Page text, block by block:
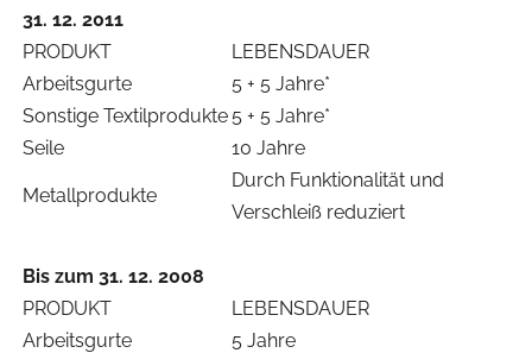
31. 12. 2011
PRODUKT
LEBENSDAUER
Arbeitsgurte
5 + 5 Jahre*
Sonstige Textilprodukte 5 + 5 Jahre*
Seile
10 Jahre
Metallprodukte
Durch Funktionalität und
Verschleiß reduziert
Bis zum 31. 12. 2008
PRODUKT
LEBENSDAUER
Arbeitsgurte
5 Jahre